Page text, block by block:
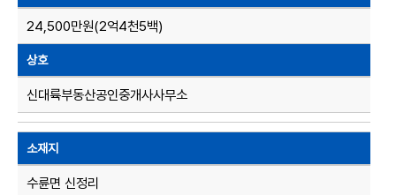
24,500만원(2억4천5백)
상호
신대륙부동산공인중개사사무소
소재지
수륜면 신정리